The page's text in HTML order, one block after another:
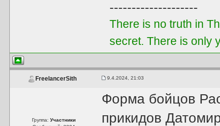
--------------------
There is no truth in
secret. There is only
FreelancerSith 9.4.2024, 21:03
Группа: Участники
Форма бойцов
прикидов